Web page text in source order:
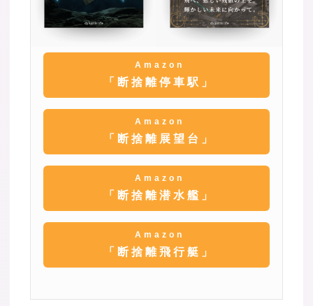
Amazon
「断捨離停車駅」
Amazon
「断捨離展望台」
Amazon
「断捨離潜水艦」
Amazon
「断捨離飛行艇」